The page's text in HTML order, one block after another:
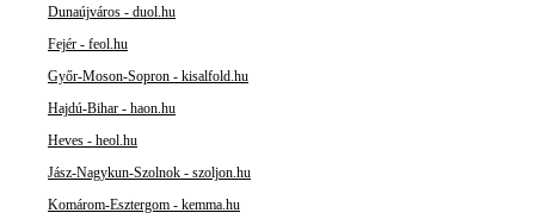
Dunaújváros - duol.hu
Fejér - feol.hu
Győr-Moson-Sopron - kisalfold.hu
Hajdú-Bihar - haon.hu
Heves - heol.hu
Jász-Nagykun-Szolnok - szoljon.hu
Komárom-Esztergom - kemma.hu